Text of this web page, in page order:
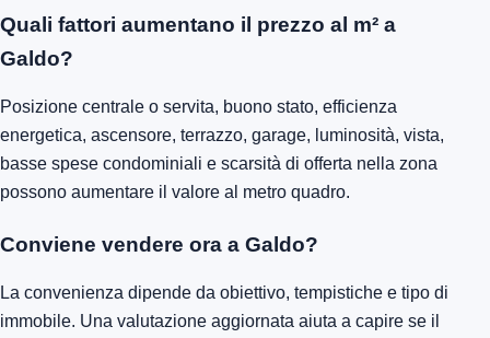
Quali fattori aumentano il prezzo al m² a
Galdo?
Posizione centrale o servita, buono stato, efficienza
energetica, ascensore, terrazzo, garage, luminosità, vista,
basse spese condominiali e scarsità di offerta nella zona
possono aumentare il valore al metro quadro.
Conviene vendere ora a Galdo?
La convenienza dipende da obiettivo, tempistiche e tipo di
immobile. Una valutazione aggiornata aiuta a capire se il